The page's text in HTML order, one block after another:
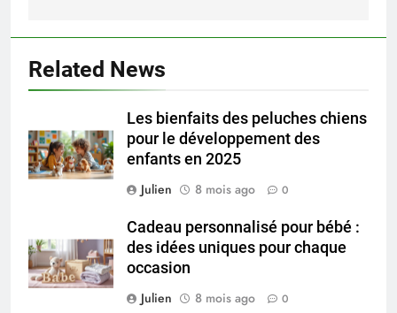
Related News
Les bienfaits des peluches chiens
pour le développement des
enfants en 2025
Julien
8 mois ago 0
Cadeau personnalisé pour bébé :
des idées uniques pour chaque
occasion
Julien
8 mois ago 0